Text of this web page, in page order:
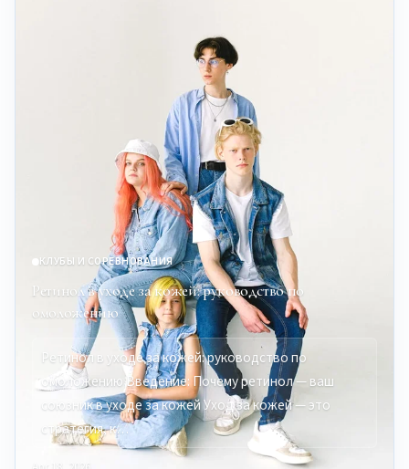
КЛУБЫ И СОРЕВНОВАНИЯ
Ретинол в уходе за кожей: руководство по
омоложению
Ретинол в уходе за кожей: руководство по
омоложению Введение: Почему ретинол — ваш
союзник в уходе за кожей Уход за кожей — это
стратегия, к…